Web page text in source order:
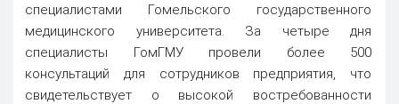
специалистами Гомельского государственного
медицинского университета. За четыре дня
специалисты ГомГМУ провели более 500
консультаций для сотрудников предприятия, что
свидетельствует о высокой востребованности